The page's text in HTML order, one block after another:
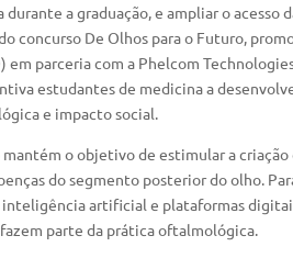
a graduação, e ampliar o acesso
concurso De Olhos para o Futuro,
parceria com a Phelcom
estudantes de medicina a
e impacto social.
o objetivo de estimular a
do segmento posterior do olho.
artificial e plataformas
parte da prática oftalmológica.